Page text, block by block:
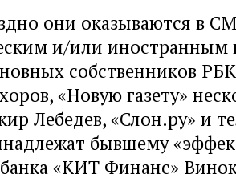
они оказываются в
и/или иностранным
собственников РБК
«Новую газету»
Лебедев, «Слон.ру» и
бывшему
«КИТ Финанс»